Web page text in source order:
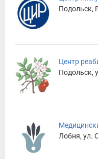
Подольск,
Центр
Подольск,
Лобня, ул.